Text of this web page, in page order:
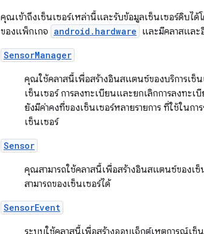
คุณเข้าถึงเซ็นเซอร์เหล่านี้และรับข้อมูลเซ็นเซอร์ดิบได้
ของแพ็กเกจ android.hardware และมีคลาสและ
SensorManager
คุณใช้คลาสนี้เพื่อสร้างอินสแตนซ์ของบริการเซ็น
เซ็นเซอร์ การลงทะเบียนและยกเลิกการลงทะ
ยังมีค่าคงที่ของเซ็นเซอร์หลายรายการ ที่ใช้ในก
เซ็นเซอร์
Sensor
คุณสามารถใช้คลาสนี้เพื่อสร้างอินสแตนซ์ของเซ็
สามารถของเซ็นเซอร์ได้
SensorEvent
ระบบใช้คลาสนี้เพื่อสร้างออบเจ็กต์เหตุการณ์เ